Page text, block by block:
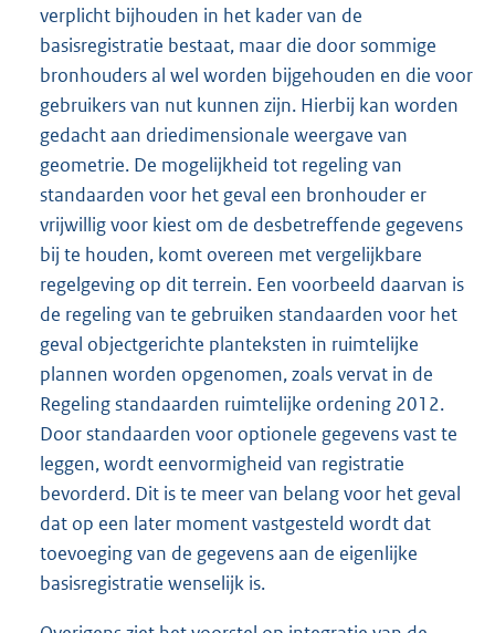
verplicht bijhouden in het kader van de
basisregistratie bestaat, maar die door sommige
bronhouders al wel worden bijgehouden en die voor
gebruikers van nut kunnen zijn. Hierbij kan worden
gedacht aan driedimensionale weergave van
geometrie. De mogelijkheid tot regeling van
standaarden voor het geval een bronhouder er
vrijwillig voor kiest om de desbetreffende gegevens
bij te houden, komt overeen met vergelijkbare
regelgeving op dit terrein. Een voorbeeld daarvan is
de regeling van te gebruiken standaarden voor het
geval objectgerichte planteksten in ruimtelijke
plannen worden opgenomen, zoals vervat in de
Regeling standaarden ruimtelijke ordening 2012.
Door standaarden voor optionele gegevens vast te
leggen, wordt eenvormigheid van registratie
bevorderd. Dit is te meer van belang voor het geval
dat op een later moment vastgesteld wordt dat
toevoeging van de gegevens aan de eigenlijke
basisregistratie wenselijk is.